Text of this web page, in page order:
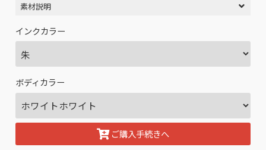
素材説明
インクカラー
ボディカラー
ご購入手続きへ